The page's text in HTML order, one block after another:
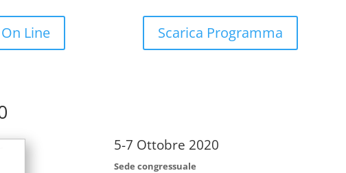
Line Scarica Programma
5-7 Ottobre 2020
Sede congressuale